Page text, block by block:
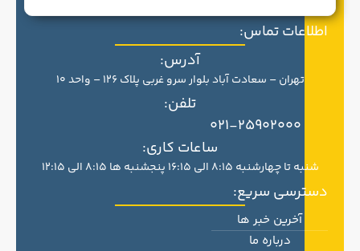
اطلاعات تماس:
آدرس:
تهران – سعادت آباد بلوار سرو غربی پلاک 126 – واحد 10
تلفن:
021-25902000
ساعات کاری:
شنبه تا چهارشنبه 8:15 الی 16:15 پنجشنبه ها 8:15 الی 12:15
دسترسی سریع:
آخرین خبر ها
درباره ما